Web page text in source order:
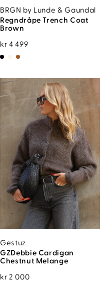
BRGN by Lunde & Gaundal
Regndråpe Trench Coat
Brown
kr 4 499
Gestuz
GZDebbie Cardigan
Chestnut Melange
kr 2 000